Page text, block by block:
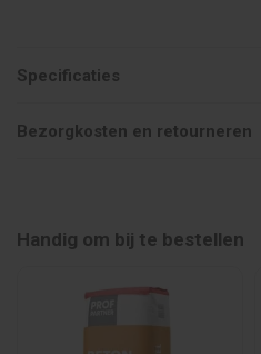
Specificaties
Bezorgkosten en retourneren
Handig om bij te bestellen